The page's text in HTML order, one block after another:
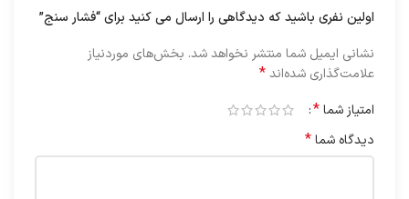
اولین نفری باشید که دیدگاهی را ارسال می کنید برای “فشار سنج”
نشانی ایمیل شما منتشر نخواهد شد. بخش‌های موردنیاز
علامت‌گذاری شده‌اند*
امتیاز شما*
دیدگاه شما*